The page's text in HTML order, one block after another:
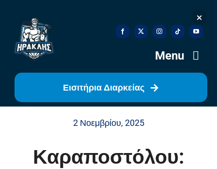
content
Menu
Αρχική
Ιστορία
Η Ομάδα
Εισιτήρια Διαρκείας
2 Νοεμβρίου, 2025
Καραποστόλου: